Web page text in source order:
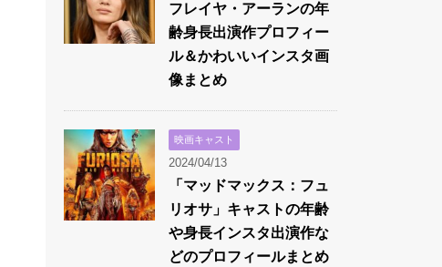
フレイヤ・アーランの年
齢身長出演作プロフィー
ル＆かわいいインスタ画
像まとめ
映画キャスト
2024/04/13
「マッドマックス：フュ
リオサ」キャストの年齢
や身長インスタ出演作な
どのプロフィールまとめ